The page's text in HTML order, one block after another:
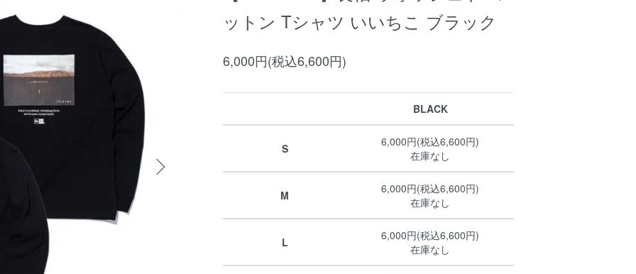
ットン Tシャツ いいちこ ブラック
6,000円(税込6,600円)
BLACK
S
6,000円(税込6,600円)
在庫なし
M
6,000円(税込6,600円)
在庫なし
L
6,000円(税込6,600円)
在庫なし